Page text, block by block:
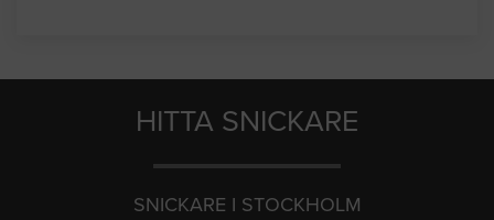
HITTA SNICKARE
SNICKARE I STOCKHOLM